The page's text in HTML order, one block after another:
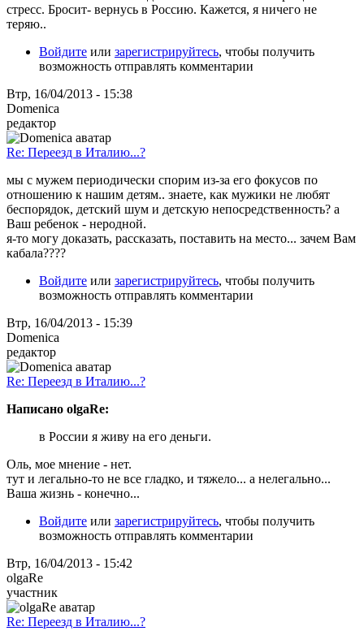
стресс. Бросит- вернусь в Россию. Кажется, я ничего не
теряю..
Войдите или зарегистрируйтесь, чтобы получить
возможность отправлять комментарии
Втр, 16/04/2013 - 15:38
Domenica
редактор
Re: Переезд в Италию...?
мы с мужем периодически спорим из-за его фокусов по
отношению к нашим детям.. знаете, как мужики не любят
беспорядок, детский шум и детскую непосредственность? а
Ваш ребенок - неродной.
я-то могу доказать, рассказать, поставить на место... зачем Вам
кабала????
Войдите или зарегистрируйтесь, чтобы получить
возможность отправлять комментарии
Втр, 16/04/2013 - 15:39
Domenica
редактор
Re: Переезд в Италию...?
Написано olgaRe:
в России я живу на его деньги.
Оль, мое мнение - нет.
тут и легально-то не все гладко, и тяжело... а нелегально...
Ваша жизнь - конечно...
Войдите или зарегистрируйтесь, чтобы получить
возможность отправлять комментарии
Втр, 16/04/2013 - 15:42
olgaRe
участник
Re: Переезд в Италию...?